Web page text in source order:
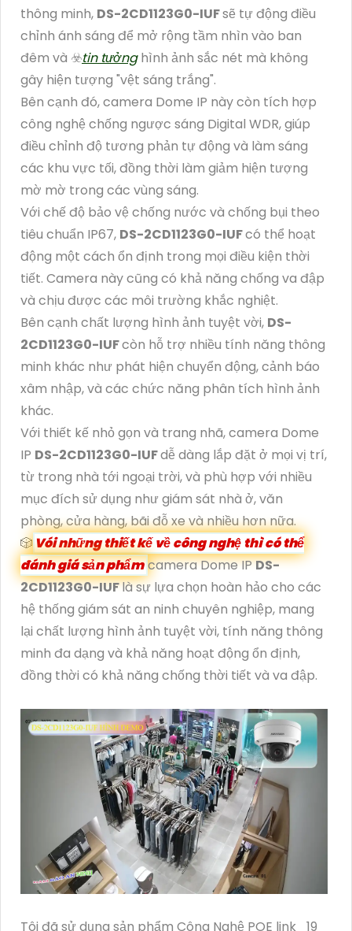
thông minh, DS-2CD1123G0-IUFsẽ tự động điều
chỉnh ánh sáng để mở rộng tầm nhìn vào ban
đêm và ☣️tin tưởnghình ảnh sắc nét mà không
gây hiện tượng "vệt sáng trắng".
Bên cạnh đó, camera Dome IP này còn tích hợp
công nghệ chống ngược sáng Digital WDR, giúp
điều chỉnh độ tương phản tự động và làm sáng
các khu vực tối, đồng thời làm giảm hiện tượng
mờ mờ trong các vùng sáng.
Với chế độ bảo vệ chống nước và chống bụi theo
tiêu chuẩn IP67, DS-2CD1123G0-IUFcó thể hoạt
động một cách ổn định trong mọi điều kiện thời
tiết. Camera này cũng có khả năng chống va đập
và chịu được các môi trường khắc nghiệt.
Bên cạnh chất lượng hình ảnh tuyệt vời, DS-
2CD1123G0-IUFcòn hỗ trợ nhiều tính năng thông
minh khác như phát hiện chuyển động, cảnh báo
xâm nhập, và các chức năng phân tích hình ảnh
khác.
Với thiết kế nhỏ gọn và trang nhã, camera Dome
IP DS-2CD1123G0-IUFdễ dàng lắp đặt ở mọi vị trí,
từ trong nhà tới ngoại trời, và phù hợp với nhiều
mục đích sử dụng như giám sát nhà ở, văn
phòng, cửa hàng, bãi đỗ xe và nhiều hơn nữa.
🎲Vói những thiết kế về công nghệ thì có thể
đánh giá sản phẩmcamera Dome IPDS-
2CD1123G0-IUFlà sự lựa chọn hoàn hảo cho các
hệ thống giám sát an ninh chuyên nghiệp, mang
lại chất lượng hình ảnh tuyệt vời, tính năng thông
minh đa dạng và khả năng hoạt động ổn định,
đồng thời có khả năng chống thời tiết và va đập.
Tôi đã sử dụng sản phẩm Công Nghệ POE link_19